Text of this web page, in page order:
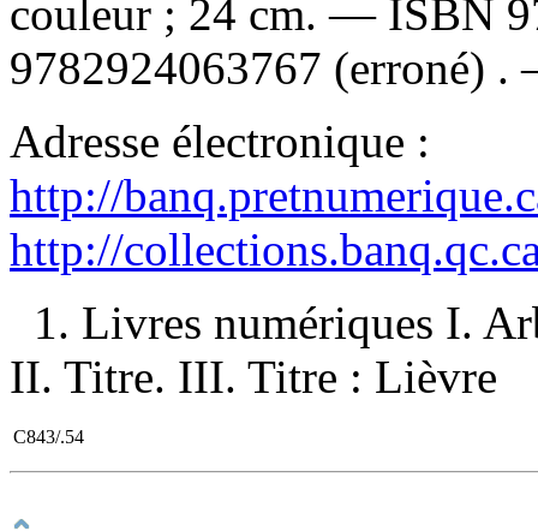
couleur ; 24 cm. — ISBN
9782924063767 (erroné)
Adresse électronique :
http://
http://
1. Livres numériques I.
II. Titre. III. Titre : Lièvre
C843/.54